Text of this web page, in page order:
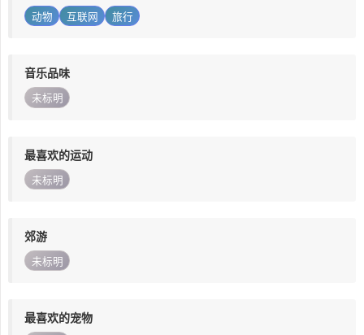
动物 互联网 旅行
音乐品味
未标明
最喜欢的运动
未标明
郊游
未标明
最喜欢的宠物